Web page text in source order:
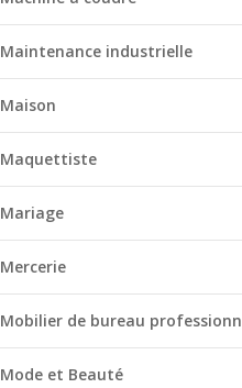
Maintenance industrielle
Maison
Maquettiste
Mariage
Mercerie
Mobilier de bureau
Mode et Beauté